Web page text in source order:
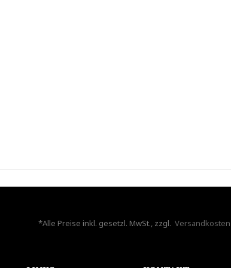
*Alle Preise inkl. gesetzl. MwSt., zzgl. Versandkosten